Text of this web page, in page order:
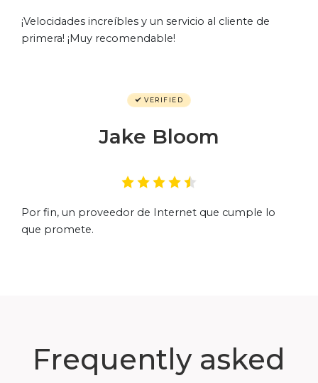
¡Velocidades increíbles y un servicio al cliente de
primera! ¡Muy recomendable!
VERIFIED
Jake Bloom
Por fin, un proveedor de Internet que cumple lo
que promete.
Frequently asked